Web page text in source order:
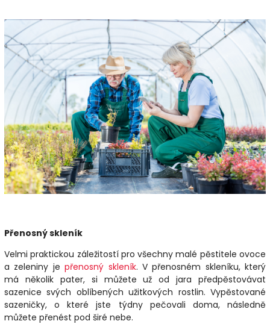
Přenosný skleník
Velmi praktickou záležitostí pro všechny malé pěstitele ovoce
a zeleniny jepřenosný skleník. V přenosném skleníku, který
má několik pater, si můžete už od jara předpěstovávat
sazenice svých oblíbených užitkových rostlin. Vypěstované
sazeničky, o které jste týdny pečovali doma, následně
můžete přenést pod širé nebe.